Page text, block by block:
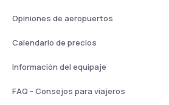
Opiniones de aeropuertos
Calendario de precios
Información del equipaje
FAQ - Consejos para viajeros